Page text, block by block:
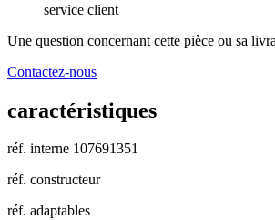
service client
Une question concernant cette pièce ou sa
Contactez-nous
caractéristiques
réf. interne 107691351
réf. constructeur
réf. adaptables